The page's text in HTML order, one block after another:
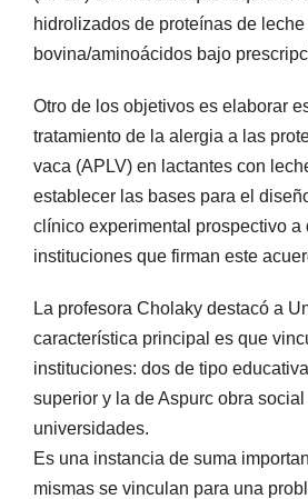
hidrolizados de proteínas de leche
bovina/aminoácidos bajo
Otro de los objetivos es elaborar
tratamiento de la alergia a las
vaca (APLV) en lactantes con
establecer las bases para el
clínico experimental prospectivo a
instituciones que firman este
La profesora Cholaky destacó a
característica principal es que
instituciones: dos de tipo
superior y la de Aspurc obra
universidades.
Es una instancia de suma
mismas se vinculan para una